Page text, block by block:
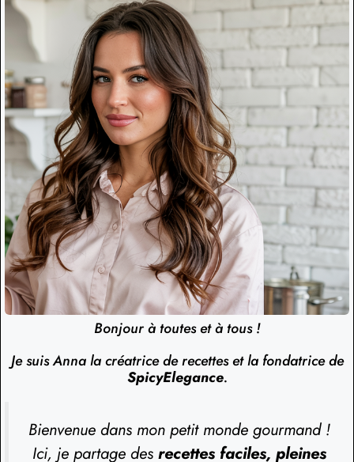
Bonjour à toutes et à tous !
Je suis Anna la créatrice de recettes et la fondatrice de
SpicyElegance.
Bienvenue dans mon petit monde gourmand !
Ici, je partage des recettes faciles, pleines